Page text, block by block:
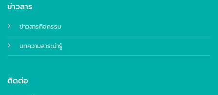
ข่าวสาร
ข่าวสารกิจกรรม
บทความสาระน่ารู้
ติดต่อ